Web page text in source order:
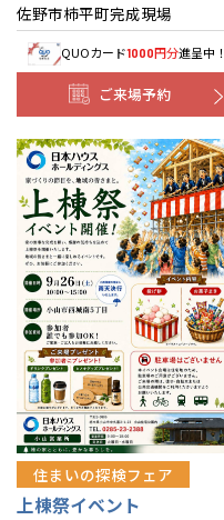
佐野市柿平町完成現場
QUOカード1000円分進呈中！
ご来場予約
住まいの探検フェア
上棟祭イベント